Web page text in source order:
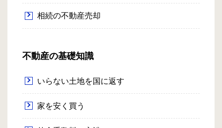
相続の不動産売却
不動産の基礎知識
いらない土地を国に返す
家を安く買う